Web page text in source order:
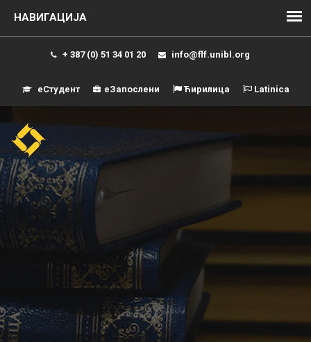
+ 387 (0) 51 34 01 20 info@flf.unibl.org
еСтудент еЗапослени Ћирилица Latinica